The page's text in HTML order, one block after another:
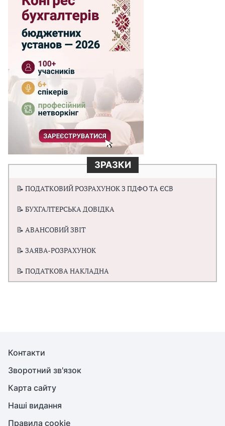
ЗРАЗКИ
📝 ПОДАТКОВИЙ РОЗРАХУНОК З ПДФО ТА ЄСВ
📝 БУХГАЛТЕРСЬКА ДОВІДКА
📝 АВАНСОВИЙ ЗВІТ
📝 ЗАЯВА-РОЗРАХУНОК
📝 ПОДАТКОВА НАКЛАДНА
Контакти
Зворотний зв'язок
Карта сайту
Наші видання
Правила cookie